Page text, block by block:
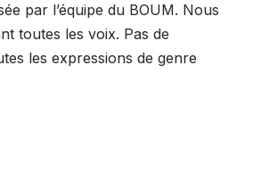
par l’équipe du BOUM. Nous
toutes les voix. Pas de
les expressions de genre